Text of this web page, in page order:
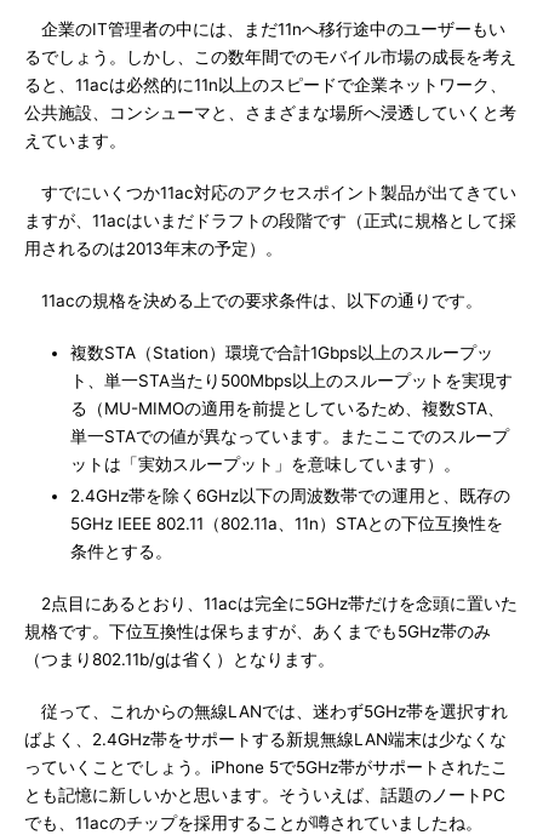
企業のIT管理者の中には、まだ11nへ移行途中のユーザーもい
るでしょう。しかし、この数年間でのモバイル市場の成長を考え
ると、11acは必然的に11n以上のスピードで企業ネットワーク、
公共施設、コンシューマと、さまざまな場所へ浸透していくと考
えています。
すでにいくつか11ac対応のアクセスポイント製品が出てきてい
ますが、11acはいまだドラフトの段階です（正式に規格として採
用されるのは2013年末の予定）。
11acの規格を決める上での要求条件は、以下の通りです。
複数STA（Station）環境で合計1Gbps以上のスループッ
ト、単一STA当たり500Mbps以上のスループットを実現す
る（MU-MIMOの適用を前提としているため、複数STA、
単一STAでの値が異なっています。またここでのスループ
ットは「実効スループット」を意味しています）。
2.4GHz帯を除く6GHz以下の周波数帯での運用と、既存の
5GHz IEEE 802.11（802.11a、11n）STAとの下位互換性を
条件とする。
2点目にあるとおり、11acは完全に5GHz帯だけを念頭に置いた
規格です。下位互換性は保ちますが、あくまでも5GHz帯のみ
（つまり802.11b/gは省く）となります。
従って、これからの無線LANでは、迷わず5GHz帯を選択すれ
ばよく、2.4GHz帯をサポートする新規無線LAN端末は少なくな
っていくことでしょう。iPhone 5で5GHz帯がサポートされたこ
とも記憶に新しいかと思います。そういえば、話題のノートPC
でも、11acのチップを採用することが噂されていましたね。